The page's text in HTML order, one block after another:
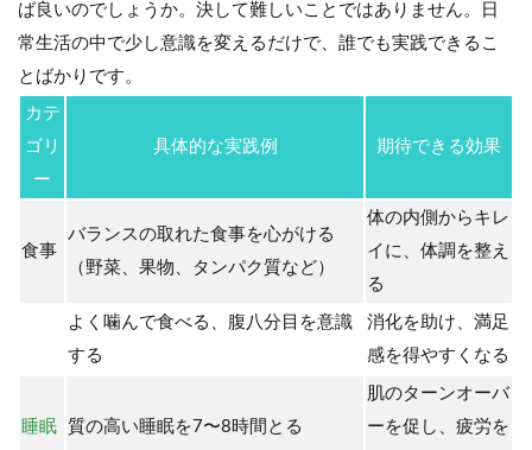
ば良いのでしょうか。決して難しいことではありません。日
常生活の中で少し意識を変えるだけで、誰でも実践できるこ
とばかりです。
カテ
ゴリ
ー
具体的な実践例 期待できる効果
食事
バランスの取れた食事を心がける
（野菜、果物、タンパク質など）
体の内側からキレ
イに、体調を整え
る
よく噛んで食べる、腹八分目を意識
する
消化を助け、満足
感を得やすくなる
睡眠 質の高い睡眠を7〜8時間とる
肌のターンオーバ
ーを促し、疲労を